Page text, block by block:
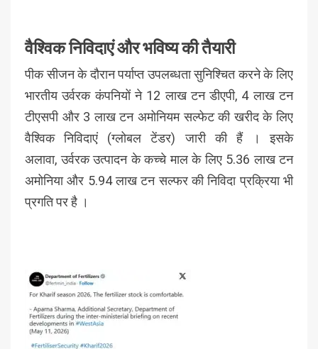
वैश्विक निविदाएं और भविष्य की तैयारी
पीक सीजन के दौरान पर्याप्त उपलब्धता सुनिश्चित करने के लिए
भारतीय उर्वरक कंपनियों ने 12 लाख टन डीएपी, 4 लाख टन
टीएसपी और 3 लाख टन अमोनियम सल्फेट की खरीद के लिए
वैश्विक निविदाएं (ग्लोबल टेंडर) जारी की हैं । इसके
अलावा, उर्वरक उत्पादन के कच्चे माल के लिए 5.36 लाख टन
अमोनिया और 5.94 लाख टन सल्फर की निविदा प्रक्रिया भी
प्रगति पर है ।